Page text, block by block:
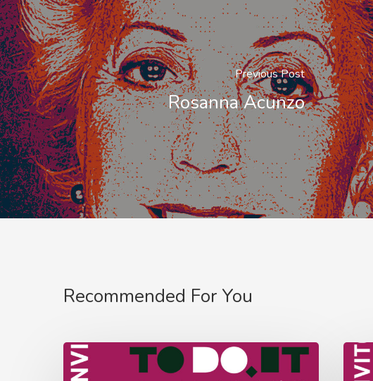
Previous Post
Rosanna Acunzo
Recommended For You